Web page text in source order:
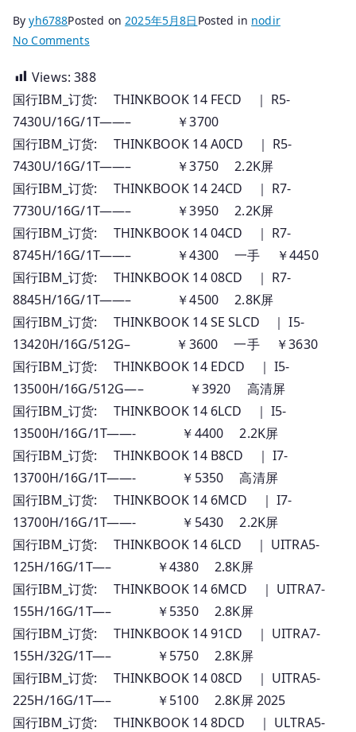
Byyh6788Posted on 2025年5月8日 Posted in nodir
No Commentson
国
行
Thinkpad
笔
记
订
货
全
系
列
报
价
Views: 388
国行IBM_订货: THINKBOOK 14 FECD ｜ R5-
7430U/16G/1T——– ￥3700
国行IBM_订货: THINKBOOK 14 A0CD ｜ R5-
7430U/16G/1T——– ￥3750 2.2K屏
国行IBM_订货: THINKBOOK 14 24CD ｜ R7-
7730U/16G/1T——– ￥3950 2.2K屏
国行IBM_订货: THINKBOOK 14 04CD ｜ R7-
8745H/16G/1T——– ￥4300 一手 ￥4450
国行IBM_订货: THINKBOOK 14 08CD ｜ R7-
8845H/16G/1T——– ￥4500 2.8K屏
国行IBM_订货: THINKBOOK 14 SE SLCD ｜ I5-
13420H/16G/512G– ￥3600 一手 ￥3630
国行IBM_订货: THINKBOOK 14 EDCD ｜ I5-
13500H/16G/512G—– ￥3920 高清屏
国行IBM_订货: THINKBOOK 14 6LCD ｜ I5-
13500H/16G/1T——- ￥4400 2.2K屏
国行IBM_订货: THINKBOOK 14 B8CD ｜ I7-
13700H/16G/1T——- ￥5350 高清屏
国行IBM_订货: THINKBOOK 14 6MCD ｜ I7-
13700H/16G/1T——- ￥5430 2.2K屏
国行IBM_订货: THINKBOOK 14 6LCD ｜ UITRA5-
125H/16G/1T—– ￥4380 2.8K屏
国行IBM_订货: THINKBOOK 14 6MCD ｜ UITRA7-
155H/16G/1T—– ￥5350 2.8K屏
国行IBM_订货: THINKBOOK 14 91CD ｜ UITRA7-
155H/32G/1T—– ￥5750 2.8K屏
国行IBM_订货: THINKBOOK 14 08CD ｜ UITRA5-
225H/16G/1T—– ￥5100 2.8K屏 2025
国行IBM_订货: THINKBOOK 14 8DCD ｜ ULTRA5-